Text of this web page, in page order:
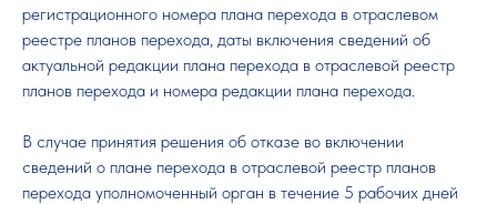
регистрационного номера плана перехода в отраслевом
реестре планов перехода, даты включения сведений об
актуальной редакции плана перехода в отраслевой реестр
планов перехода и номера редакции плана перехода.
В случае принятия решения об отказе во включении
сведений о плане перехода в отраслевой реестр планов
перехода уполномоченный орган в течение 5 рабочих дней